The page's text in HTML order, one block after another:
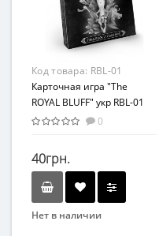
Развивающие
Картон
Код товара: RBL-01
Карточная игра "The
ROYAL BLUFF" укр RBL-01
0
40грн.
Нет в наличии